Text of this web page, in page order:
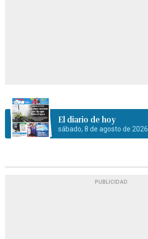
El diario de hoy
sábado, 8 de agosto de 2026
PUBLICIDAD